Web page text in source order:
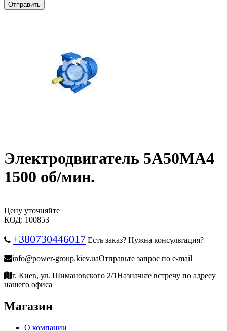
Отправить
Электродвигатель 5А50МА4
1500 об/мин.
Цену уточняйте
КОД: 100853
+380730446017 Есть заказ? Нужна консультация?
info@power-group.kiev.uaОтправьте запрос по e-mail
г. Киев, ул. Шимановского 2/1Назначьте встречу по адресу
нашего офиса
Магазин
О компании